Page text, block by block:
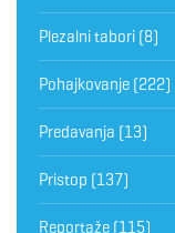
Plezalni tabori (8)
Pohajkovanje (222)
Predavanja (13)
Pristop (137)
Reportaže (115)